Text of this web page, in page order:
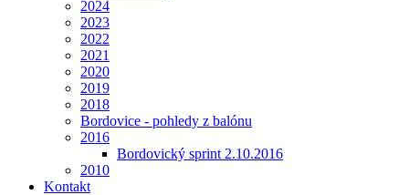
2024
2023
2022
2021
2020
2019
2018
Bordovice - pohledy z balónu
2016
Bordovický sprint 2.10.2016
2010
Kontakt